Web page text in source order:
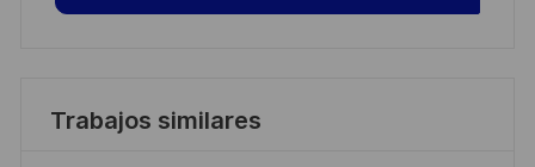
Trabajos similares